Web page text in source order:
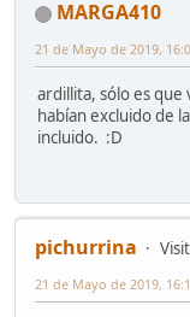
MARGA410
21 de Mayo de 2019,
ardillita, sólo es que
habían excluido de
incluido. :D
pichurrina
21 de Mayo de 2019,